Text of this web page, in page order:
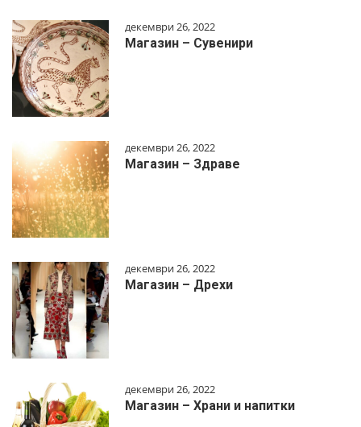
декември 26, 2022
Магазин – Сувенири
декември 26, 2022
Магазин – Здраве
декември 26, 2022
Магазин – Дрехи
декември 26, 2022
Магазин – Храни и напитки